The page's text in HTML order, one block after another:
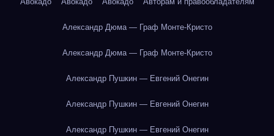
Александр Дюма — Граф Монте-Кристо
Александр Дюма — Граф Монте-Кристо
Александр Пушкин — Евгений Онегин
Александр Пушкин — Евгений Онегин
Александр Пушкин — Евгений Онегин